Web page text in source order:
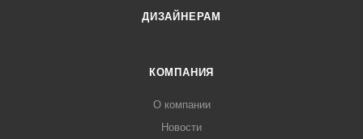
ДИЗАЙНЕРАМ
КОМПАНИЯ
О компании
Новости